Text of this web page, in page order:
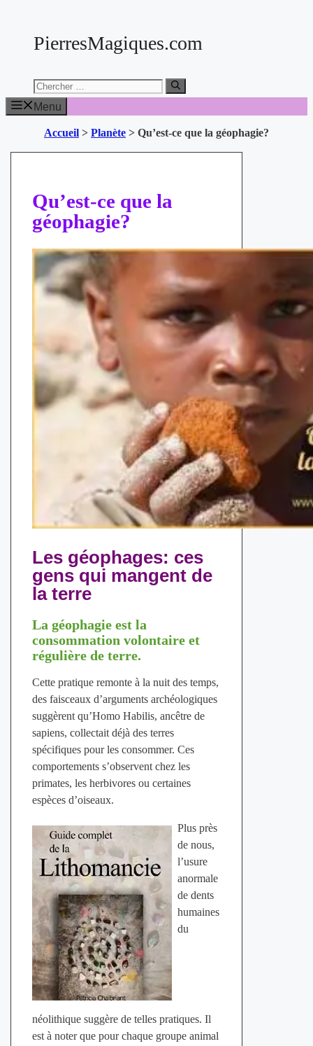
contenuPierresMagiques.com
Chercher:
Menu
Accueil > Planète > Qu’est-ce que la géophagie?
Qu’est-ce que la
géophagie?
Les géophages: ces
gens qui mangent de
la terre
La géophagie est la
consommation volontaire et
régulière de terre.
Cette pratique remonte à la nuit des temps,
des faisceaux d’arguments archéologiques
suggèrent qu’Homo Habilis, ancêtre de
sapiens, collectait déjà des terres
spécifiques pour les consommer. Ces
comportements s’observent chez les
primates, les herbivores ou certaines
espèces d’oiseaux.
Plus près
de nous,
l’usure
anormale
de dents
humaines
du
néolithique suggère de telles pratiques. Il
est à noter que pour chaque groupe animal